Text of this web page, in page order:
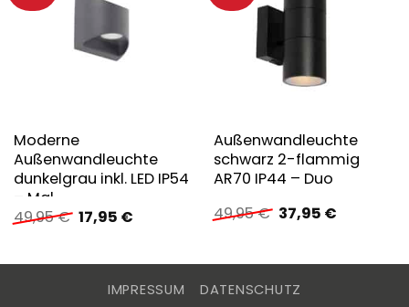
Moderne
Außenwandleuchte
dunkelgrau inkl. LED IP54
– Mal
49,95€ Ursprünglicher
Preis
49,95 €
17,95 €Aktueller
17,95 €.
Außenwandleuchte
schwarz 2-flammig
AR70 IP44 – Duo
49,95€ Ursprünglicher
Preis
37,95 €Aktueller
IMPRESSUM DATENSCHUTZ